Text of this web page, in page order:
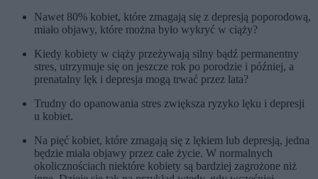
Nawet 80% kobiet, które zmagają się z depresją poporodową,
miało objawy, które można było wykryć w ciąży?
Kiedy kobiety w ciąży przeżywają silny bądź permanentny
stres, utrzymuje się on jeszcze rok po porodzie i później, a
prenatalny lęk i depresja mogą trwać przez lata?
Trudny do opanowania stres zwiększa ryzyko lęku i depresji
u kobiet.
Na pięć kobiet, które zmagają się z lękiem lub depresją, jedna
będzie miała objawy przez całe życie. W normalnych
okolicznościach niektóre kobiety są bardziej zagrożone niż